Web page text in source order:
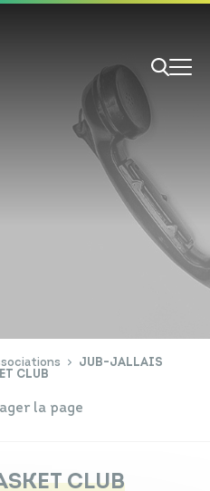
JUB-JALLAIS
CLUB
la page
CLUB